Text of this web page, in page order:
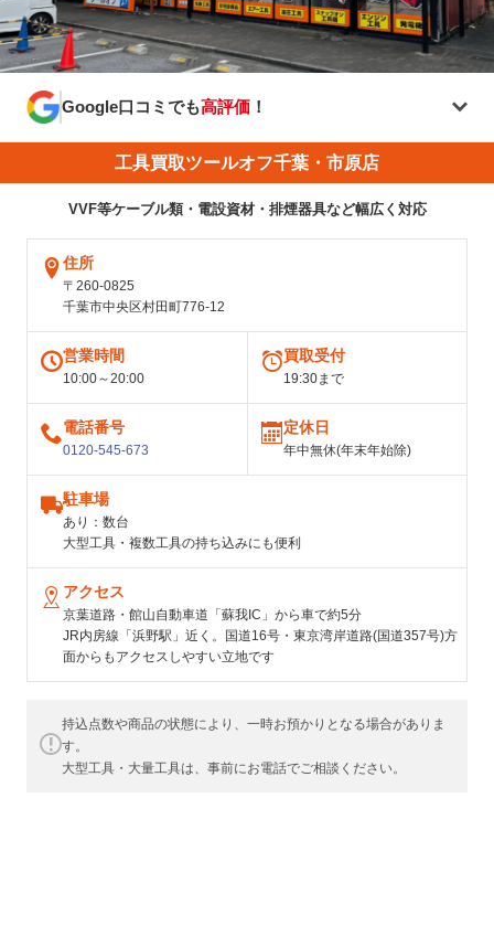
Google口コミでも高評価 ！
工具買取ツールオフ千葉・市原店
VVF等ケーブル類・電設資材・排煙器具など幅広く対応
住所
〒260-0825
千葉市中央区村田町776-12
営業時間
10:00～20:00
買取受付
19:30まで
電話番号
0120-545-673
定休日
年中無休(年末年始除)
駐車場
あり：数台
大型工具・複数工具の持ち込みにも便利
アクセス
京葉道路・館山自動車道「蘇我IC」から車で約5分
JR内房線「浜野駅」近く。国道16号・東京湾岸道路(国道357号)方
面からもアクセスしやすい立地です
持込点数や商品の状態により、一時お預かりとなる場合がありま
す。
大型工具・大量工具は、事前にお電話でご相談ください。